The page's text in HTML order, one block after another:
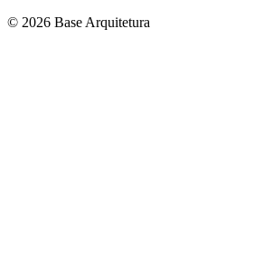
© 2026 Base Arquitetura